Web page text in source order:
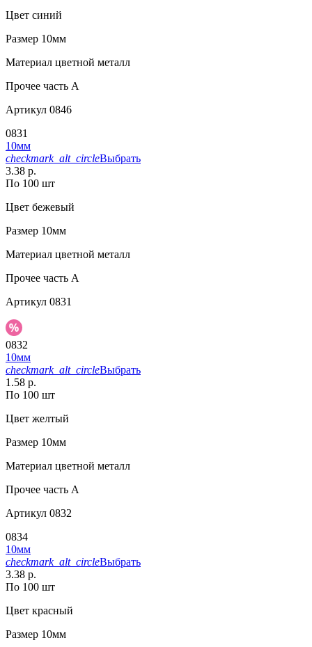
Цвет синий
Размер 10мм
Материал цветной металл
Прочее часть A
Артикул 0846
0831
10мм
checkmark_alt_circleВыбрать
3.38 р.
По 100 шт
Цвет бежевый
Размер 10мм
Материал цветной металл
Прочее часть A
Артикул 0831
0832
10мм
checkmark_alt_circleВыбрать
1.58 р.
По 100 шт
Цвет желтый
Размер 10мм
Материал цветной металл
Прочее часть A
Артикул 0832
0834
10мм
checkmark_alt_circleВыбрать
3.38 р.
По 100 шт
Цвет красный
Размер 10мм